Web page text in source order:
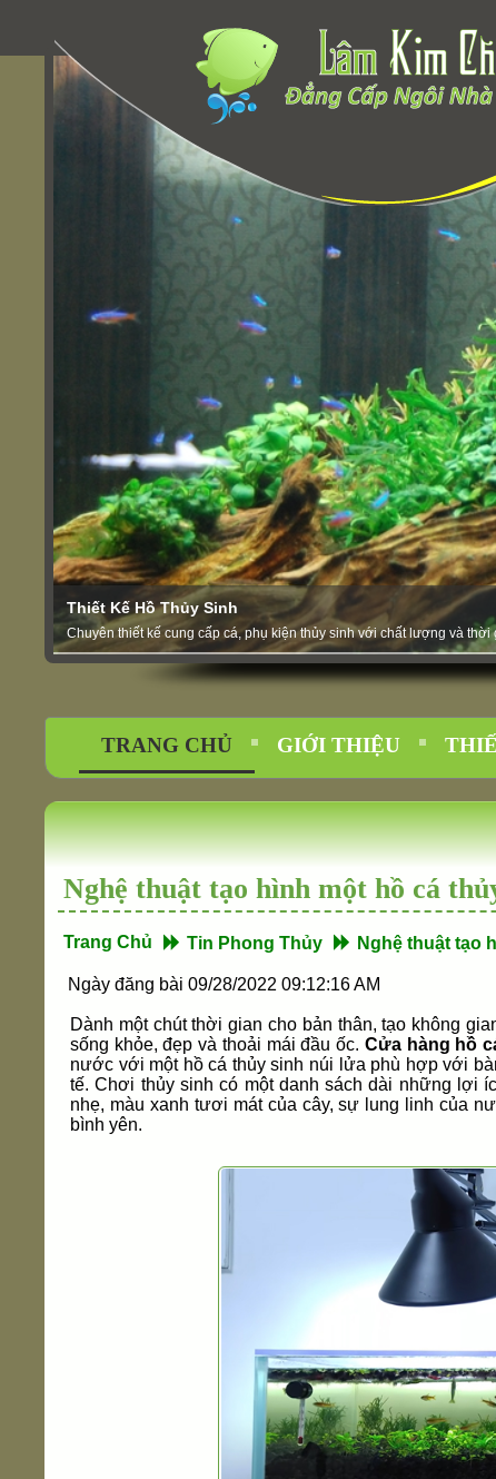
Thiết Kế Hồ Thủy Sinh
Chuyên thiết kế cung cấp cá, phụ kiện thủy sinh với chất lượng và
TRANG CHỦ GIỚI THIỆU
Nghệ thuật tạo hình một hồ cá
Trang Chủ Tin Phong Thủy Nghệ thuật tạo
Ngày đăng bài 09/28/2022 09:12:16 AM
Dành một chút thời gian cho bản thân, tạo không
sống khỏe, đẹp và thoải mái đầu ốc. Cửa hàng hồ
nước với một hồ cá thủy sinh núi lửa phù hợp với
tế. Chơi thủy sinh có một danh sách dài những lợi
nhẹ, màu xanh tươi mát của cây, sự lung linh của
bình yên.